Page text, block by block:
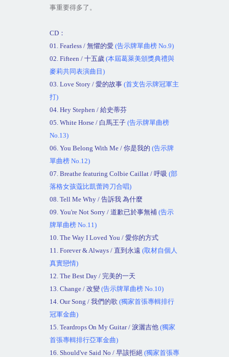
事重要得多了。
CD：
01. Fearless / 無懼的愛 (告示牌單曲榜 No.9)
02. Fifteen / 十五歲 (本屆葛萊美頒獎典禮與
麥莉共同表演曲目 )
03. Love Story / 愛的故事 (首支告示牌冠軍主
打)
04. Hey Stephen / 給史蒂芬
05. White Horse / 白馬王子 (告示牌單曲榜
No.13)
06. You Belong With Me / 你是我的 (告示牌
單曲榜 No.12)
07. Breathe featuring Colbie Caillat / 呼吸 (部
落格女孩蔻比凱蕾跨刀合唱)
08. Tell Me Why / 告訴我 為什麼
09. You're Not Sorry / 道歉已於事無補 (告示
牌單曲榜 No.11)
10. The Way I Loved You / 愛你的方式
11. Forever & Always / 直到永遠 (取材自個人
真實戀情)
12. The Best Day / 完美的一天
13. Change / 改變 (告示牌單曲榜 No.10)
14. Our Song / 我們的歌 (獨家首張專輯排行
冠軍金曲)
15. Teardrops On My Guitar / 淚灑吉他 (獨家
首張專輯排行亞軍金曲)
16. Should've Said No / 早該拒絕 (獨家首張專